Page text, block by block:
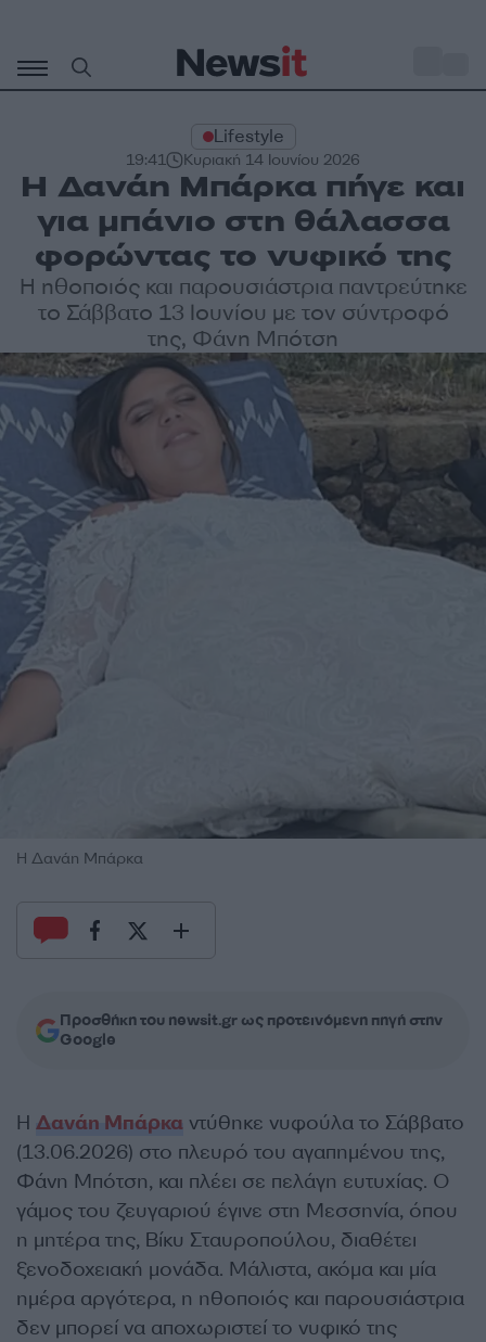
περιεχόμενο
Lifestyle
19:41 Κυριακή 14 Ιουνίου 2026
Η Δανάη Μπάρκα πήγε και
για μπάνιο στη θάλασσα
φορώντας το νυφικό της
Η ηθοποιός και παρουσιάστρια παντρεύτηκε
το Σάββατο 13 Ιουνίου με τον σύντροφό
της, Φάνη Μπότση
Η Δανάη Μπάρκα
Προσθήκη του newsit.gr ως προτεινόμενη πηγή στην
Google
Η Δανάη Μπάρκα ντύθηκε νυφούλα το Σάββατο
(13.06.2026) στο πλευρό του αγαπημένου της,
Φάνη Μπότση, και πλέει σε πελάγη ευτυχίας. Ο
γάμος του ζευγαριού έγινε στη Μεσσηνία, όπου
η μητέρα της, Βίκυ Σταυροπούλου, διαθέτει
ξενοδοχειακή μονάδα. Μάλιστα, ακόμα και μία
ημέρα αργότερα, η ηθοποιός και παρουσιάστρια
δεν μπορεί να αποχωριστεί το νυφικό της